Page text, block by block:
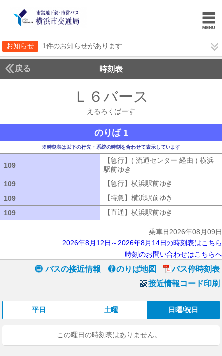
お知らせ 1件のお知らせがあります
戻る 時刻表
Ｌ６バース
えるろくばーす
のりば 1
※時刻表は以下の行先・系統の時刻を合わせて表示しています
109
【急行】( 流通センター 経由 ) 横浜
駅前ゆき
109
【急行】横浜駅前ゆき
109
【特急】横浜駅前ゆき
109
【直通】横浜駅前ゆき
乗車日2026年08月09日
2026年8月12日～2026年8月14日の時刻表はこちら
時刻のお問い合わせはこちらへ
バスの接近情報 のりば地図
バス停時刻表
接近情報コード印刷
平日 土曜 日曜/祝日
この曜日の時刻表はありません。